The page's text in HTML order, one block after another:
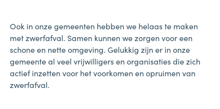
Ook in onze gemeenten hebben we helaas te maken
met zwerfafval. Samen kunnen we zorgen voor een
schone en nette omgeving. Gelukkig zijn er in onze
gemeente al veel vrijwilligers en organisaties die zich
actief inzetten voor het voorkomen en opruimen van
zwerfafval.